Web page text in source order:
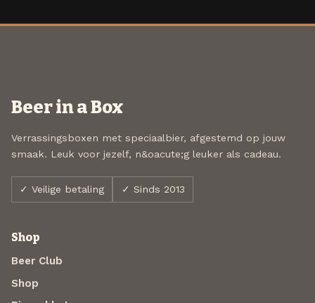
Beer in a Box
Verrassingsboxen met speciaalbier, afgestemd op jouw
smaak. Leuk voor jezelf, n&oacute;g leuker als cadeau.
✓ Veilige betaling ✓ Sinds 2013
Shop
Beer Club
Shop